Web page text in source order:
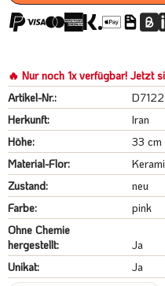
🔥 Nur noch 1x verfügbar! Jetzt
Artikel-Nr.:
D7122
Herkunft:
Iran
Höhe:
33 cm
Material-Flor:
Zustand:
neu
Farbe:
pink
Ohne Chemie
hergestellt:
Ja
Unikat:
Ja